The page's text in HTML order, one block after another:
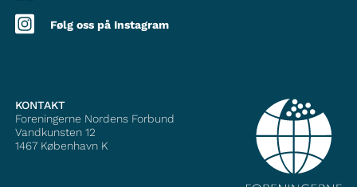
Følg oss på Instagram
KONTAKT
Foreningerne Nordens Forbund
Vandkunsten 12
1467 København K